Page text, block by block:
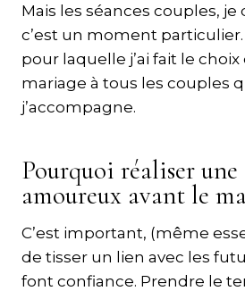
Mais les séances couples, je
c’est un moment particulier.
pour laquelle j’ai fait le choix
mariage à tous les couples
j’accompagne.
Pourquoi réaliser une
amoureux avant le
C’est important, (même
de tisser un lien avec les
font confiance. Prendre le